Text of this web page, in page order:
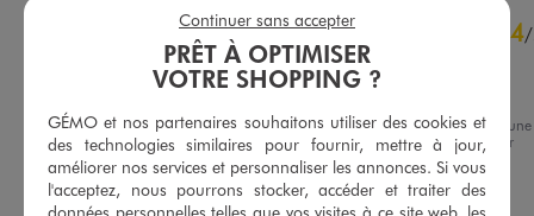
4.8/5
Basé sur15 avis soumis à un
contrôle
Voir tous les avis sur ce site
4/
Avis vérifié et récompensé
Sympa
Avis du26/11/2025 , suite à une
expérience du08/11/2025
par
Sylvana C.
Utile(0) Signaler
PRÊT À OPTIMISER
VOTRE SHOPPING ?
GÉMO et nos partenaires souhaitons utiliser des cookies et
des technologies similaires pour fournir, mettre à jour,
améliorer nos services et personnaliser les annonces. Si vous
l'acceptez, nous pourrons stocker, accéder et traiter des
Continuer sans accepter